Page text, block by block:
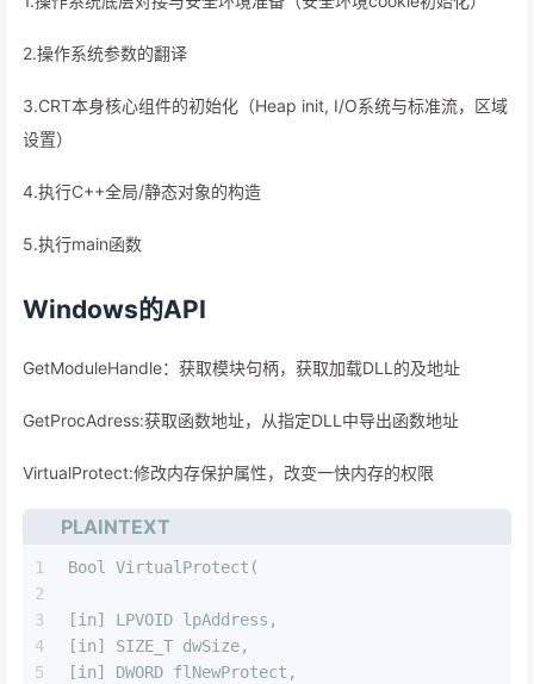
2.操作系统参数的翻译
3.CRT本身核心组件的初始化（Heap init, I/O系统与标准流，区域
设置）
4.执行C++全局/静态对象的构造
5.执行main函数
Windows的API
GetModuleHandle：获取模块句柄，获取加载DLL的及地址
GetProcAdress:获取函数地址，从指定DLL中导出函数地址
VirtualProtect:修改内存保护属性，改变一快内存的权限
PLAINTEXT
1
2
3
4
5
Bool VirtualProtect(
[in] LPVOID lpAddress,
[in] SIZE_T dwSize,
[in] DWORD flNewProtect,